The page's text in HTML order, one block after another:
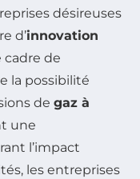
désireuses
d’innovation
cadre de
la possibilité
de gaz à
une
l’impact
les entreprises